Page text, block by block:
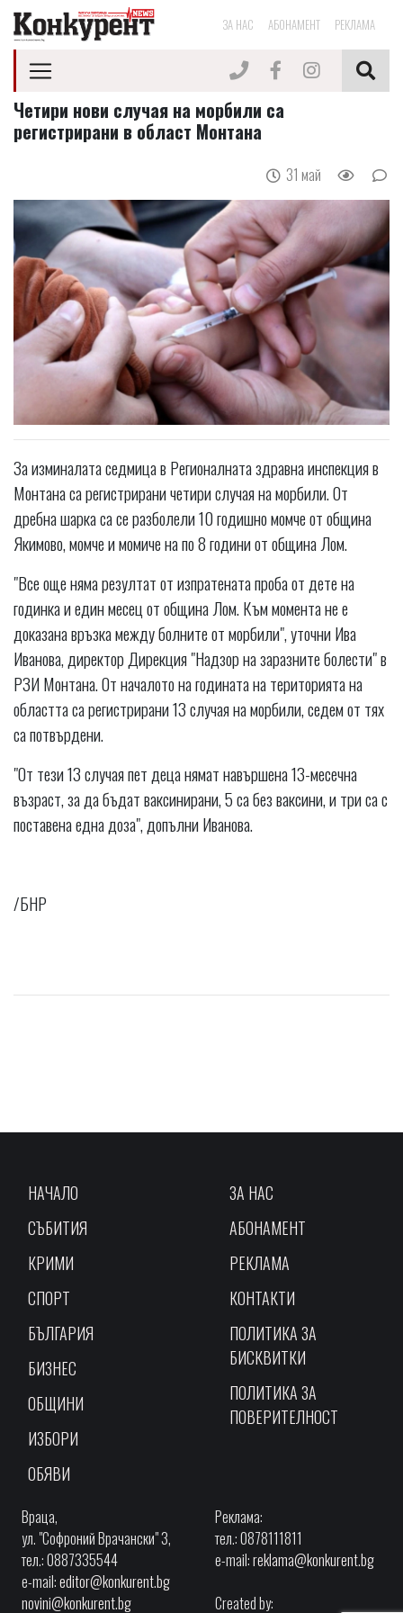
ЗА НАС АБОНАМЕНТ РЕКЛАМА
Четири нови случая на морбили са
регистрирани в област Монтана
31 май
За изминалата седмица в Регионалната здравна инспекция в
Монтана са регистрирани четири случая на морбили. От
дребна шарка са се разболели 10 годишно момче от община
Якимово, момче и момиче на по 8 години от община Лом.
"Все още няма резултат от изпратената проба от дете на
годинка и един месец от община Лом. Към момента не е
доказана връзка между болните от морбили", уточни Ива
Иванова, директор Дирекция "Надзор на заразните болести" в
РЗИ Монтана. От началото на годината на територията на
областта са регистрирани 13 случая на морбили, седем от тях
са потвърдени.
"От тези 13 случая пет деца нямат навършена 13-месечна
възраст, за да бъдат ваксинирани, 5 са без ваксини, и три са с
поставена една доза", допълни Иванова.
/БНР
НАЧАЛО
СЪБИТИЯ
КРИМИ
СПОРТ
БЪЛГАРИЯ
БИЗНЕС
ОБЩИНИ
ИЗБОРИ
ОБЯВИ
ЗА НАС
АБОНАМЕНТ
РЕКЛАМА
КОНТАКТИ
ПОЛИТИКА ЗА
БИСКВИТКИ
ПОЛИТИКА ЗА
ПОВЕРИТЕЛНОСТ
Враца,
ул. "Софроний Врачански" 3,
тел.: 0887335544
e-mail:editor@konkurent.bg
novini@konkurent.bg
Реклама:
тел.: 0878111811
e-mail:reklama@konkurent.bg
Created by: